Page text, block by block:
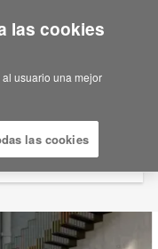
we sell in
las cookies
usuario una mejor
las cookies